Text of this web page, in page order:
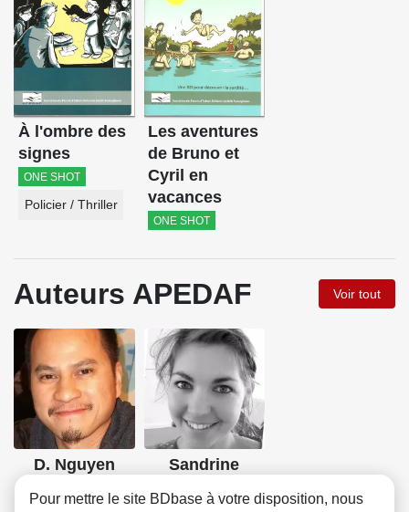
À l'ombre des
signes
ONE SHOT
Policier / Thriller
Les aventures
de Bruno et
Cyril en
vacances
ONE SHOT
Auteurs APEDAF Voir tout
D. Nguyen
Sandrine
Pour mettre le site BDbase à votre disposition, nous